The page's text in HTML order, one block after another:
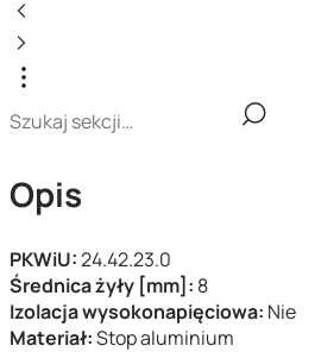
Opis
PKWiU:24.42.23.0
Średnica żyły [mm]: 8
Izolacja wysokonapięciowa: Nie
Materiał:Stop aluminium